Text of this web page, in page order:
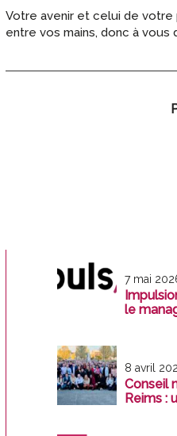
Votre avenir et celui de
entre vos mains, donc à vous
7 mai
le
8 avril
Conseil
Reims :